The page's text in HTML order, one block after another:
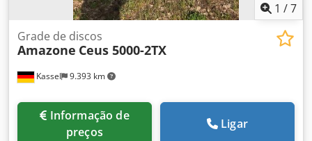
1 /7
Kassel 9.393 km
Grade de discos
Amazone Ceus 5000-2TX
preços
Ligar